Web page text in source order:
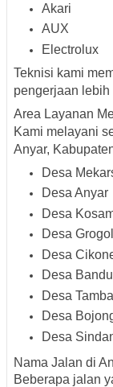
Akari
AUX
Electrolux
Teknisi kami
pengerjaan lebih
Area Layanan
Kami melayani
Anyar,
Desa
Desa Anyar
Desa
Desa
Desa
Desa
Desa
Desa
Desa
Nama Jalan di
Beberapa jalan